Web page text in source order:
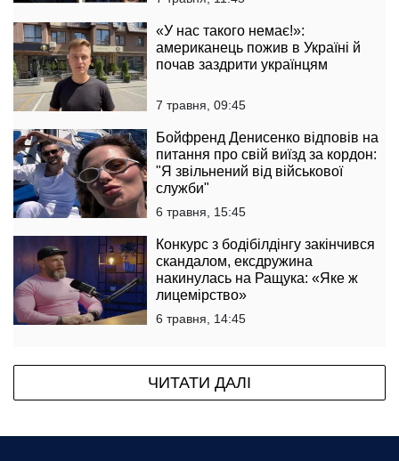
«У нас такого немає!»:
американець пожив в Україні й
почав заздрити українцям
7 травня, 09:45
Бойфренд Денисенко відповів на
питання про свій виїзд за кордон:
"Я звільнений від військової
служби"
6 травня, 15:45
Конкурс з бодібілдінгу закінчився
скандалом, ексдружина
накинулась на Ращука: «Яке ж
лицемірство»
6 травня, 14:45
ЧИТАТИ ДАЛІ